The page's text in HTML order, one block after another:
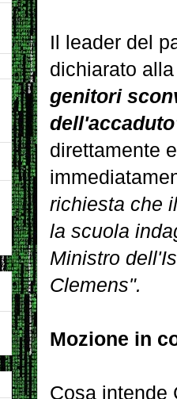
Il leader del
dichiarato
genitori
direttamente
richiesta che
la scuola
Ministro
Clemens".
Mozione in
Cosa intende